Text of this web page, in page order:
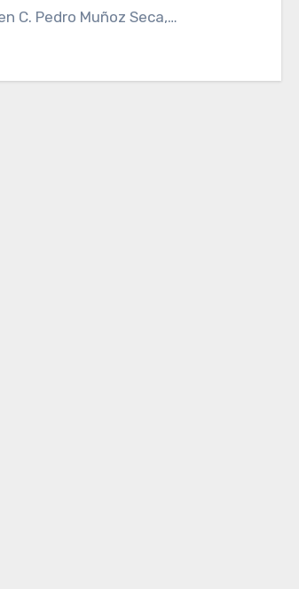
C. Pedro Muñoz Seca,…